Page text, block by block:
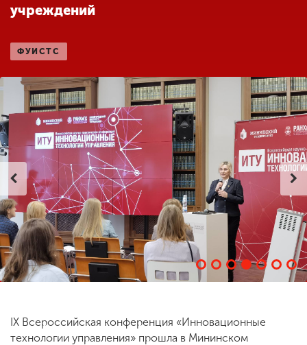
Сведения об
образовательной
организации
ENG SPN CHI
Приемная
комиссия
+7 (831) 262-26-20
учреждений
ФУИСТС
IX Всероссийская конференция «Инновационные
технологии управления» прошла в Мининском